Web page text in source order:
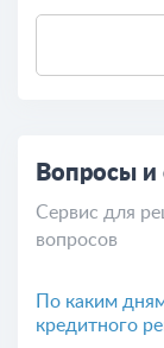
Вопросы и
Сервис для
вопросов
По каким дням в НБКИ
кредитного